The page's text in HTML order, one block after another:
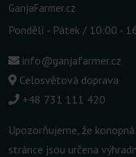
GanjaFarmer.cz
Pondělí - Pátek / 10:00 -
info@ganjafarmer.cz
Celosvětová doprava
+48 731 111 420
Upozorňujeme, že
stránce jsou určena